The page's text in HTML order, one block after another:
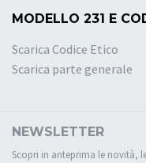
MODELLO 231 E
Scarica Codice Etico
Scarica parte generale
NEWSLETTER
Scopri in anteprima le novità,